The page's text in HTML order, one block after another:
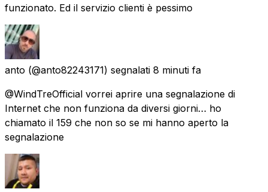
funzionato. Ed il servizio clienti è pessimo
anto (@anto82243171) segnalati 8 minuti fa
@WindTreOfficial vorrei aprire una segnalazione di
Internet che non funziona da diversi giorni… ho
chiamato il 159 che non so se mi hanno aperto la
segnalazione